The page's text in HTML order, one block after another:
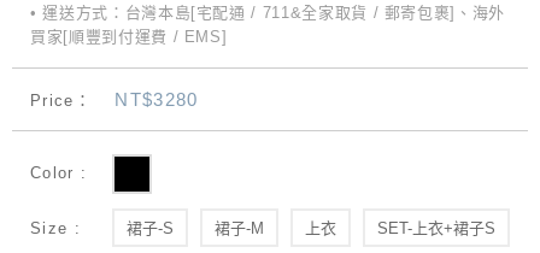
• 運送方式：台灣本島[宅配通 / 711&全家取貨 / 郵寄包裹]、海外
買家[順豐到付運費 / EMS]
Price： NT$3280
Color :
Size : 裙子-S 裙子-M 上衣 SET-上衣+裙子S